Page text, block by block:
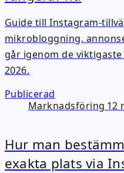
Guide till Instagram-
mikrobloggning,
går igenom de
2026.
Publicerad
Marknadsföring12
Hur man
exakta plats via